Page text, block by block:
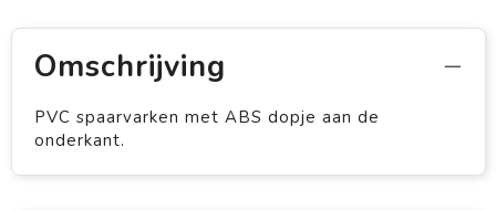
Omschrijving
PVC spaarvarken met ABS dopje aan de
onderkant.